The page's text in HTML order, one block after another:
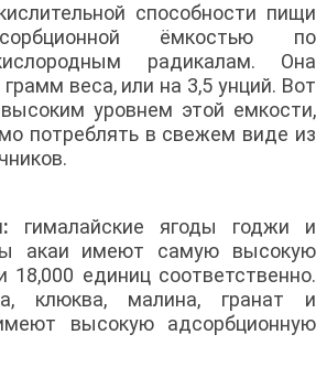
способности пищи
ёмкостью по
радикалам. Она
веса, или на 3,5 унций. Вот
уровнем этой емкости,
потреблять в свежем виде из
гималайские ягоды годжи и
акаи имеют самую высокую
18,000 единиц соответственно.
клюква, малина, гранат и
высокую адсорбционную